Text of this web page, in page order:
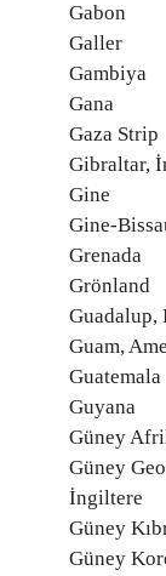
Gabon
Galler
Gambiya
Gana
Gaza Strip
Gibraltar,
Gine
Gine-
Grenada
Grönland
Guadalup,
Guam,
Guatemala
Guyana
Güney
Güney
İngiltere
Güney
Güney